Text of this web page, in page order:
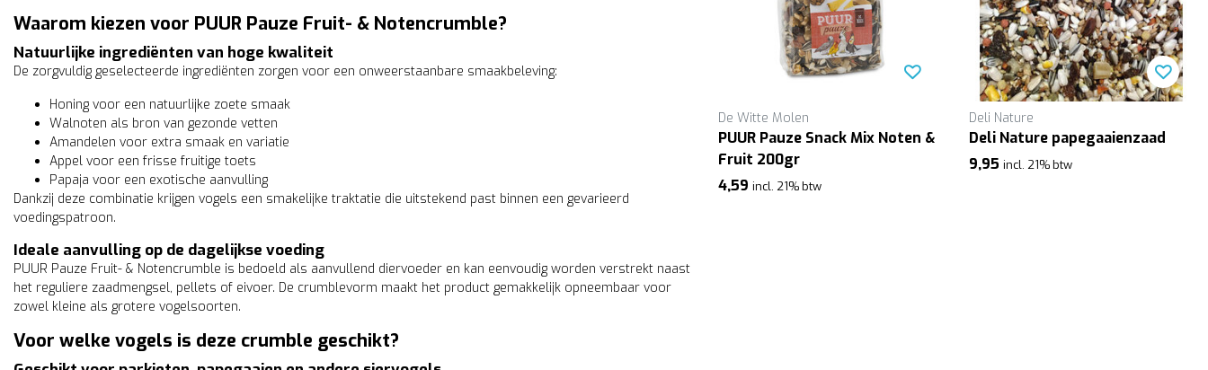
Waarom kiezen voor PUUR Pauze Fruit- & Notencrumble?
Natuurlijke ingrediënten van hoge kwaliteit
De zorgvuldig geselecteerde ingrediënten zorgen voor een onweerstaanbare smaakbeleving:
Honing voor een natuurlijke zoete smaak
Walnoten als bron van gezonde vetten
Amandelen voor extra smaak en variatie
Appel voor een frisse fruitige toets
Papaja voor een exotische aanvulling
Dankzij deze combinatie krijgen vogels een smakelijke traktatie die uitstekend past binnen een gevarieerd
voedingspatroon.
Ideale aanvulling op de dagelijkse voeding
PUUR Pauze Fruit- & Notencrumble is bedoeld als aanvullend diervoeder en kan eenvoudig worden verstrekt naast
het reguliere zaadmengsel, pellets of eivoer. De crumblevorm maakt het product gemakkelijk opneembaar voor
zowel kleine als grotere vogelsoorten.
Voor welke vogels is deze crumble geschikt?
Deli Nature
Deli Nature papegaaienzaad
9,95 incl. 21% btw
De Witte Molen
PUUR Pauze Snack Mix Noten &
Fruit 200gr
4,59 incl. 21% btw
Deli Nature
Deli Nature papegaaienzaad
9,95 incl. 21% btw